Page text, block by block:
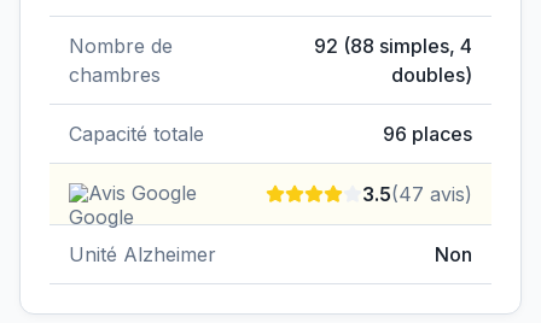
Nombre de
chambres
92 (88 simples, 4
doubles)
Capacité totale 96 places
Avis Google 3.5(47 avis)
Unité Alzheimer Non